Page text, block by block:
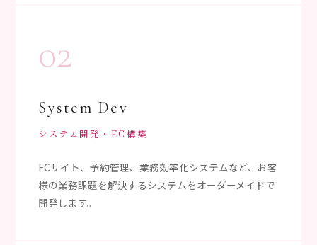
02
System Dev
システム開発・EC構築
ECサイト、予約管理、業務効率化システムなど、お客
様の業務課題を解決するシステムをオーダーメイドで
開発します。